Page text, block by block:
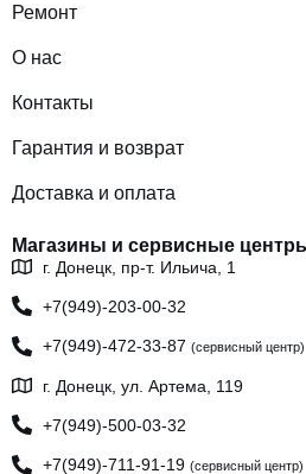
Ремонт
О нас
Контакты
Гарантия и возврат
Доставка и оплата
Магазины и сервисные
г. Донецк, пр-т. Ильича, 1
+7(949)-203-00-32
+7(949)-472-33-87(сервисный центр)
г. Донецк, ул. Артема, 119
+7(949)-500-03-32
+7(949)-711-91-19(сервисный центр)